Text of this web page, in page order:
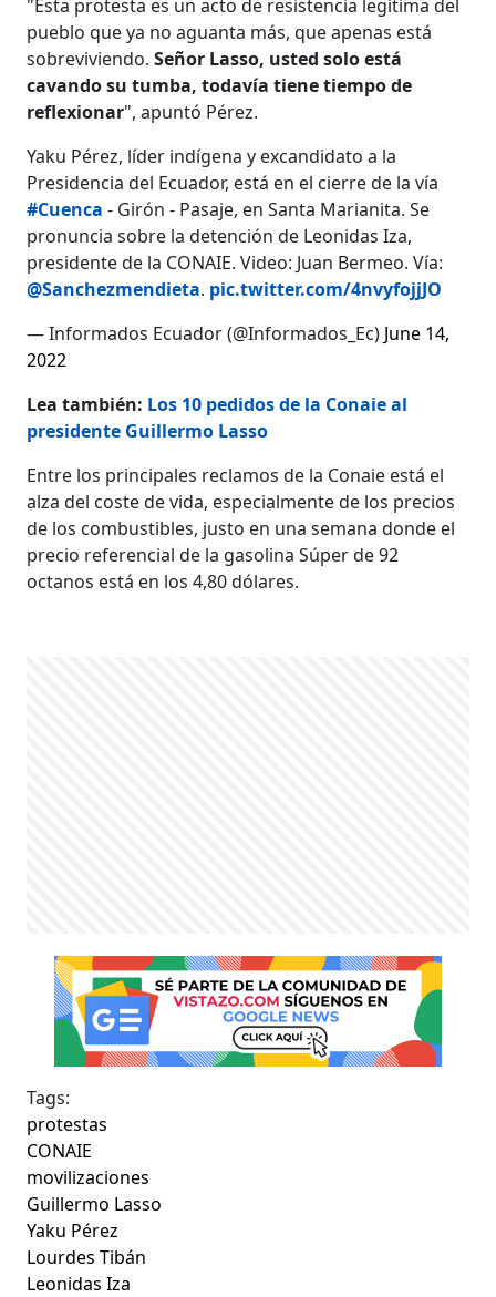
"Esta protesta es un acto de resistencia legítima del
pueblo que ya no aguanta más, que apenas está
sobreviviendo. Señor Lasso, usted solo está
cavando su tumba, todavía tiene tiempo de
reflexionar", apuntó Pérez.
Yaku Pérez, líder indígena y excandidato a la
Presidencia del Ecuador, está en el cierre de la vía
#Cuenca - Girón - Pasaje, en Santa Marianita. Se
pronuncia sobre la detención de Leonidas Iza,
presidente de la CONAIE. Video: Juan Bermeo. Vía:
@Sanchezmendieta. pic.twitter.com/4nvyfojjJO
— Informados Ecuador (@Informados_Ec) June 14,
2022
Lea también: Los 10 pedidos de la Conaie al
presidente Guillermo Lasso
Entre los principales reclamos de la Conaie está el
alza del coste de vida, especialmente de los precios
de los combustibles, justo en una semana donde el
precio referencial de la gasolina Súper de 92
octanos está en los 4,80 dólares.
Tags:
protestas
CONAIE
movilizaciones
Guillermo Lasso
Yaku Pérez
Lourdes Tibán
Leonidas Iza